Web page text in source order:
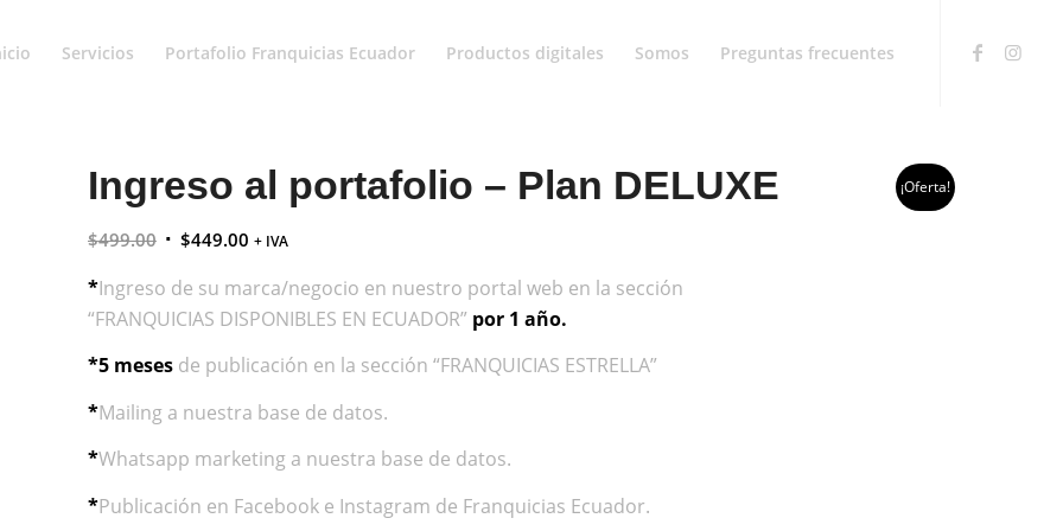
Servicios Portafolio Franquicias Ecuador Productos digitales Somos Preguntas frecuentes
¡Oferta!
Ingreso al portafolio – Plan DELUXE
$499.00 $449.00 + IVA
*Ingreso de su marca/negocio en nuestro portal web en la sección
“FRANQUICIAS DISPONIBLES EN ECUADOR” por 1 año.
*5 mesesde publicación en la sección “FRANQUICIAS ESTRELLA”
*Mailing a nuestra base de datos.
*Whatsapp marketing a nuestra base de datos.
*Publicación en Facebook e Instagram de Franquicias Ecuador.